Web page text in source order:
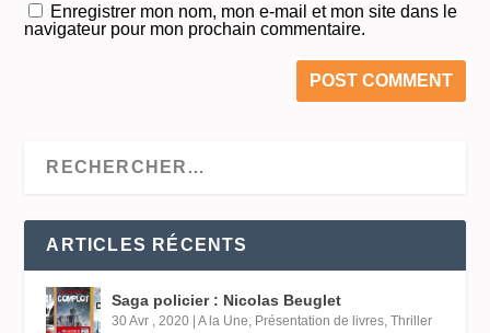
Enregistrer mon nom, mon e-mail et mon site dans le
navigateur pour mon prochain commentaire.
ARTICLES RÉCENTS
Saga policier : Nicolas Beuglet
30 Avr , 2020 |A la Une Présentation de livres ,Thriller